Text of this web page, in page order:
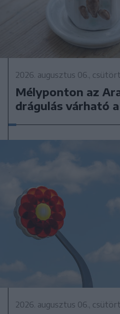
2026. augusztus 06.,
Mélyponton az
drágulás várható
2026. augusztus 06.,